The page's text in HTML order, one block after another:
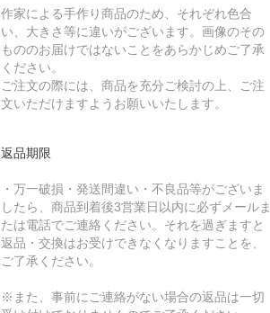
作家による手作り商品のため、それぞれ色合
い、大きさ等に違いがございます。画像のその
もののお届けではないことをあらかじめご了承
ください。
ご注文の際には、商品を充分ご検討の上、ご注
文いただけますようお願いいたします。
返品期限
・万一破損・発送間違い・不良品等がございま
したら、商品到着後3営業日以内に必ずメールま
たは電話でご連絡ください。それを過ぎますと
返品・交換はお受けできなくなりますことを、
ご了承ください。
※また、事前にご連絡がない場合の返品は一切